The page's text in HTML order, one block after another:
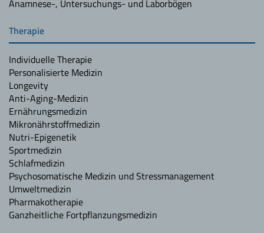
Anamnese-, Untersuchungs- und Laborbögen
Therapie
Individuelle Therapie
Personalisierte Medizin
Longevity
Anti-Aging-Medizin
Ernährungsmedizin
Mikronährstoffmedizin
Nutri-Epigenetik
Sportmedizin
Schlafmedizin
Psychosomatische Medizin und Stressmanagement
Umweltmedizin
Pharmakotherapie
Ganzheitliche Fortpflanzungsmedizin